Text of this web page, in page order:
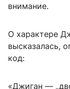
внимание.
О характере
высказалась,
код:
«Джиган —